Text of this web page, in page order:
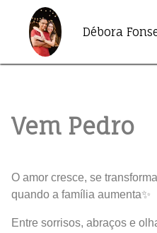
Débora
Vem Pedro
O amor cresce, se
quando a família aumenta✨
Entre sorrisos, abraços e